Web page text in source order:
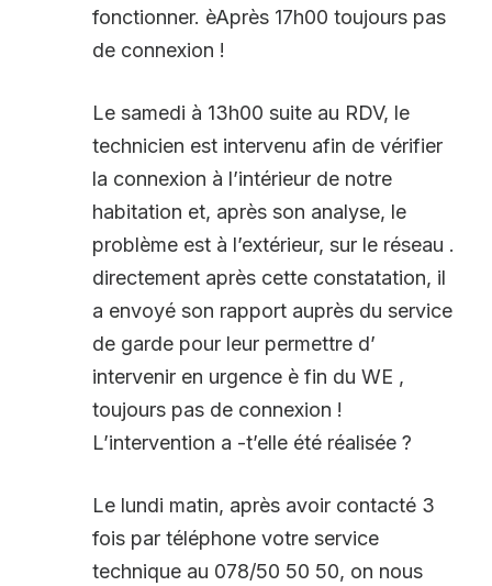
fonctionner. èAprès 17h00 toujours pas
de connexion !
Le samedi à 13h00 suite au RDV, le
technicien est intervenu afin de vérifier
la connexion à l’intérieur de notre
habitation et, après son analyse, le
problème est à l’extérieur, sur le réseau .
directement après cette constatation, il
a envoyé son rapport auprès du service
de garde pour leur permettre d’
intervenir en urgence è fin du WE ,
toujours pas de connexion !
L’intervention a -t’elle été réalisée ?
Le lundi matin, après avoir contacté 3
fois par téléphone votre service
technique au 078/50 50 50, on nous